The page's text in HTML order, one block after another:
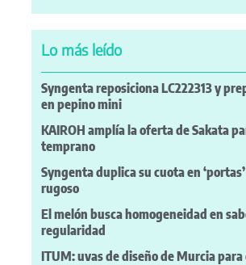
Lo más leído
Syngenta reposiciona LC222313 y
en pepino mini
KAIROH amplía la oferta de Sakata
temprano
Syngenta duplica su cuota en
rugoso
El melón busca homogeneidad en
regularidad
ITUM: uvas de diseño de Murcia